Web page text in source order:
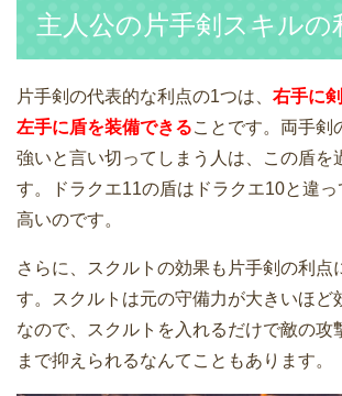
主人公の片手剣スキルの
片手剣の代表的な利点の1つは、 右手に
左手に盾を装備できることです。両手剣
強いと言い切ってしまう人は、この盾を
す。ドラクエ11の盾はドラクエ10と違
高いのです。
さらに、スクルトの効果も片手剣の利点
す。スクルトは元の守備力が大きいほど
なので、スクルトを入れるだけで敵の攻
まで抑えられるなんてこともあります。